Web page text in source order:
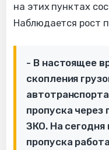
на этих пунктах
Наблюдается рост
- В настоящее
скопления
пропуска через
ЗКО. На сегодня
пропуска